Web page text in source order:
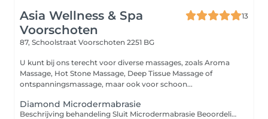
Asia Wellness & Spa
Voorschoten
13
87, Schoolstraat Voorschoten 2251 BG
U kunt bij ons terecht voor diverse massages, zoals Aroma
Massage, Hot Stone Massage, Deep Tissue Massage of
ontspanningsmassage, maar ook voor schoon...
Diamond Microdermabrasie
Beschrijving behandeling Sluit Microdermabrasie Beoordeling behandeling 5,0 1 review Toon 1 reviews van deze behandeling... Over deze behandeling Microdermabrasie is een intensieve peeling die zorgt voor een gladdere en egalere huid. Met behulp van een apparaatje dat microkristallen op de huid blaast en meteen weer opzuigt, wordt als het ware een laagje van de huid afgeschaafd. Hierdoor wordt de huid niet alleen grondig gereinigd en ontdaan van dode huidcellen, maar worden ook de doorbloeding en celvernieuwing gestimuleerd. Deze behandeling bestaat uit: Huidanalyse Reinigen Stomen Diepte reiniging Diamant peeling Epileren Bindweefsel massage Alginate + vitamin C + masker Verzorgende crème en zonnecrème Ampul serum met ultrasoon (opent de poriën zodat de producten goed in de huid kunnen trekken)